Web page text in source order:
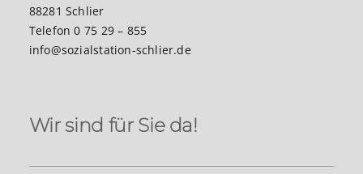
88281 Schlier
Telefon 0 75 29 – 855
info@sozialstation-schlier.de
Wir sind für Sie da!